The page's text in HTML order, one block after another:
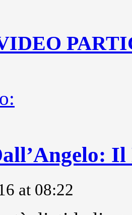
at 08:22